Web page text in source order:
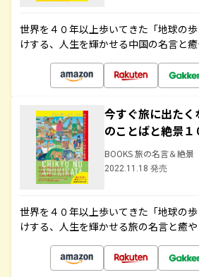
世界を４０年以上歩いてきた「地球の
けする、人生を輝かせる中国の名言と
今すぐ旅に出た
のことばと絶景１
BOOKS 旅の名言＆絶景
2022.11.18 発売
世界を４０年以上歩いてきた「地球の
けする、人生を輝かせる旅の名言と癒